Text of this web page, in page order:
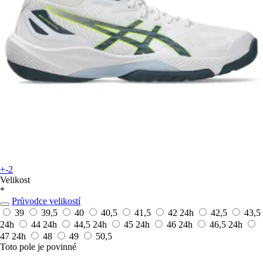
+-2
Velikost
*
Průvodce velikostí
39
39,5 40 40,5 41,5 42 24h 42,5
43,5
24h
44 24h 44,5 24h 45 24h 46 24h 46,5 24h
47 24h 48 49
50,5
Toto pole je povinné